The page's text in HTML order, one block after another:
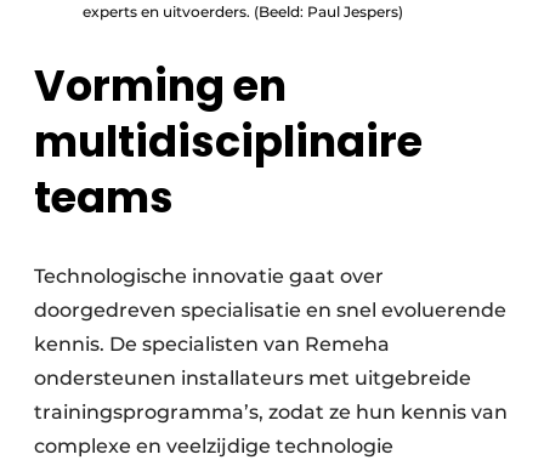
experts en uitvoerders. (Beeld: Paul Jespers)
Vorming en
multidisciplinaire
teams
Technologische innovatie gaat over
doorgedreven specialisatie en snel evoluerende
kennis. De specialisten van Remeha
ondersteunen installateurs met uitgebreide
trainingsprogramma’s, zodat ze hun kennis van
complexe en veelzijdige technologie